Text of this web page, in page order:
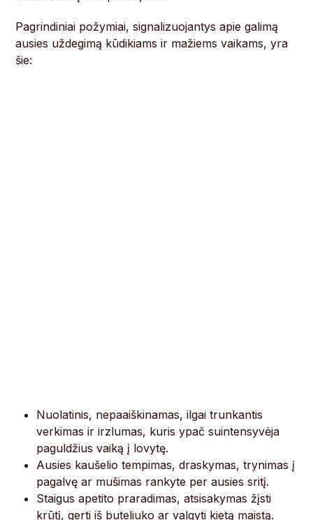
Pagrindiniai požymiai, signalizuojantys apie galimą
ausies uždegimą kūdikiams ir mažiems vaikams, yra
šie:
Nuolatinis, nepaaiškinamas, ilgai trunkantis
verkimas ir irzlumas, kuris ypač suintensyvėja
paguldžius vaiką į lovytę.
Ausies kaušelio tempimas, draskymas, trynimas į
pagalvę ar mušimas rankyte per ausies sritį.
Staigus apetito praradimas, atsisakymas žįsti
krūtį, gerti iš buteliuko ar valgyti kietą maistą.